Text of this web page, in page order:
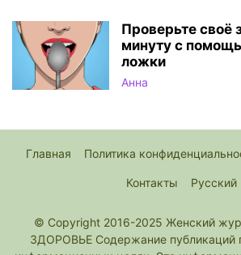
Проверьте своё
минуту с
ложки
Анна
Главная Политика
Контакты Русский
© Copyright 2016-2025 Женский
ЗДОРОВЬЕ Содержание публикаций